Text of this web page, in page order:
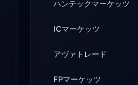
ハンテックマーケッツ
ICマーケッツ
アヴァトレード
FPマーケッツ